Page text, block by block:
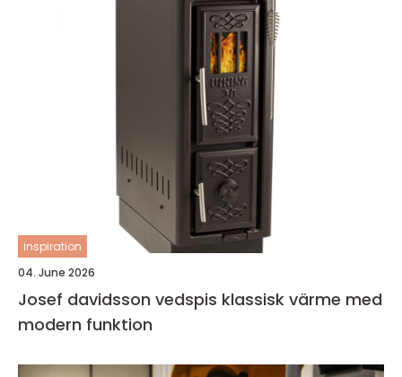
inspiration
04. June 2026
Josef davidsson vedspis klassisk värme med
modern funktion